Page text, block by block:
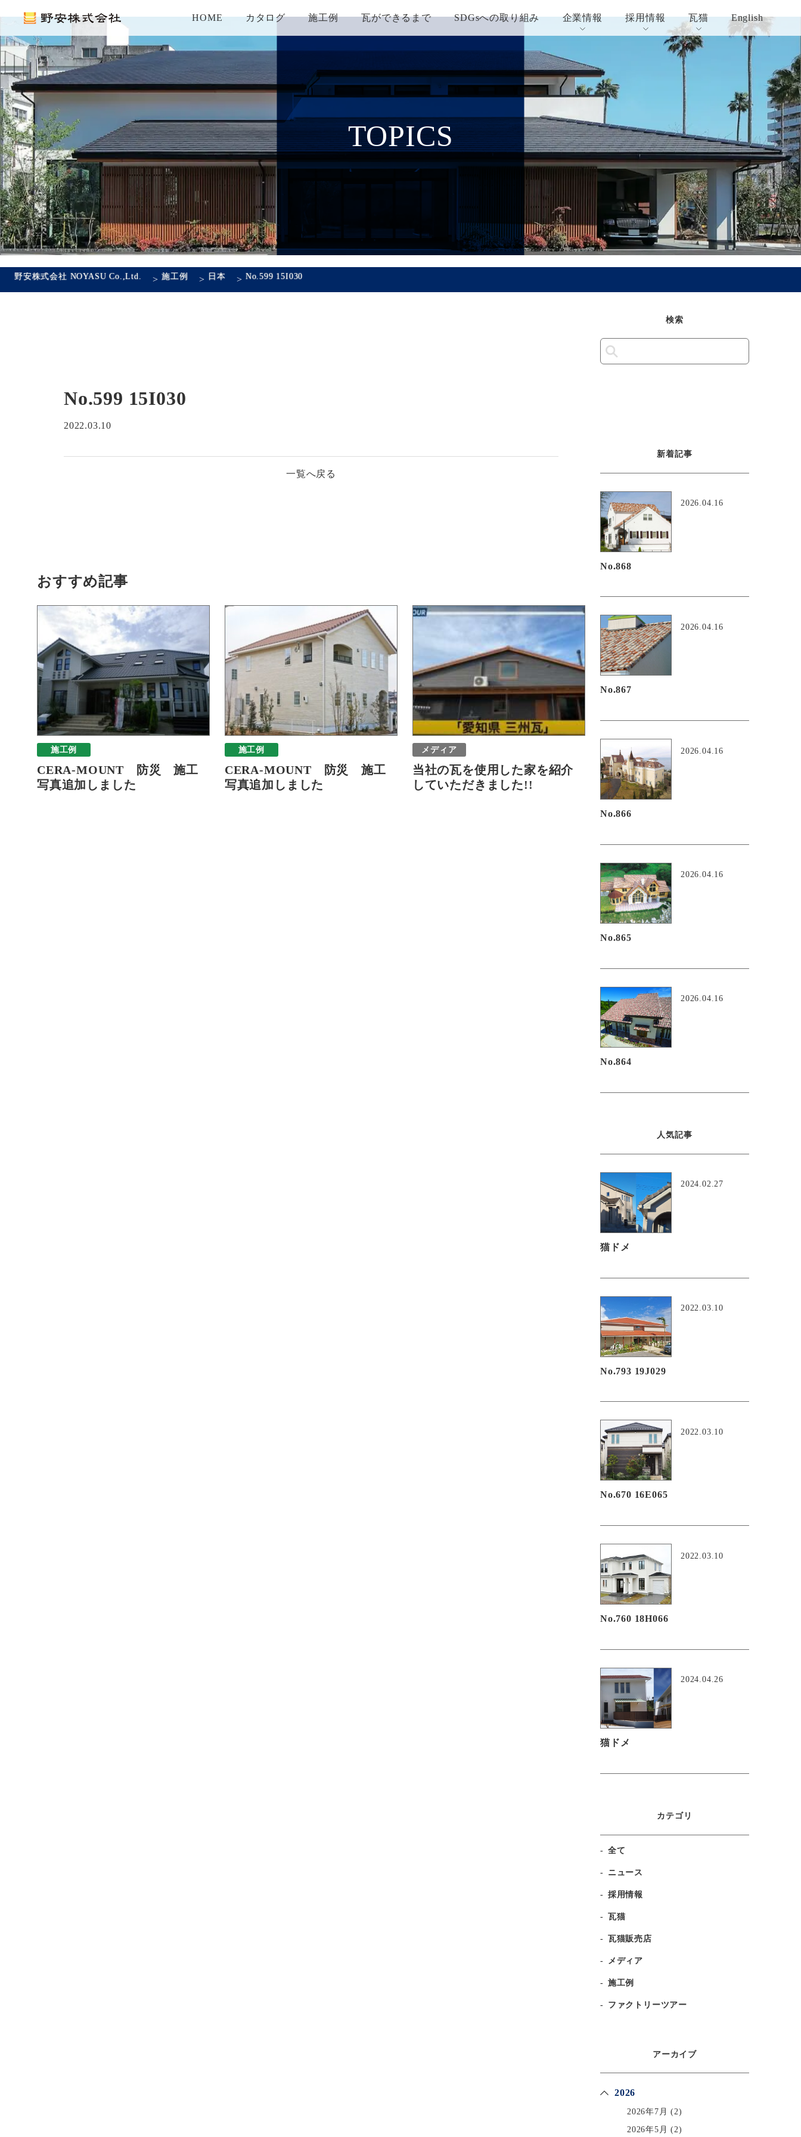
HOME カタログ 施工例 瓦ができるまで SDGsへの取り組み 企業情報 採用情報 瓦猫 English
TOPICS
野安株式会社 NOYASU Co.,Ltd. >施工例 > 日本 > No.599 15I030
No.599 15I030
2022.03.10
一覧へ戻る
おすすめ記事
施工例
CERA-MOUNT 防災 施工
写真追加しました
施工例
CERA-MOUNT 防災 施工
写真追加しました
メディア
当社の瓦を使用した家を紹介
していただきました!!
検索
新着記事
2026.04.16
No.868
2026.04.16
No.867
2026.04.16
No.866
2026.04.16
No.865
2026.04.16
No.864
人気記事
2024.02.27
猫ドメ
2022.03.10
No.793 19J029
2022.03.10
No.670 16E065
2022.03.10
No.760 18H066
2024.04.26
猫ドメ
カテゴリ
全て
ニュース
採用情報
瓦猫
瓦猫販売店
メディア
施工例
ファクトリーツアー
アーカイブ
2026
2026年7月 (2)
2026年5月 (2)